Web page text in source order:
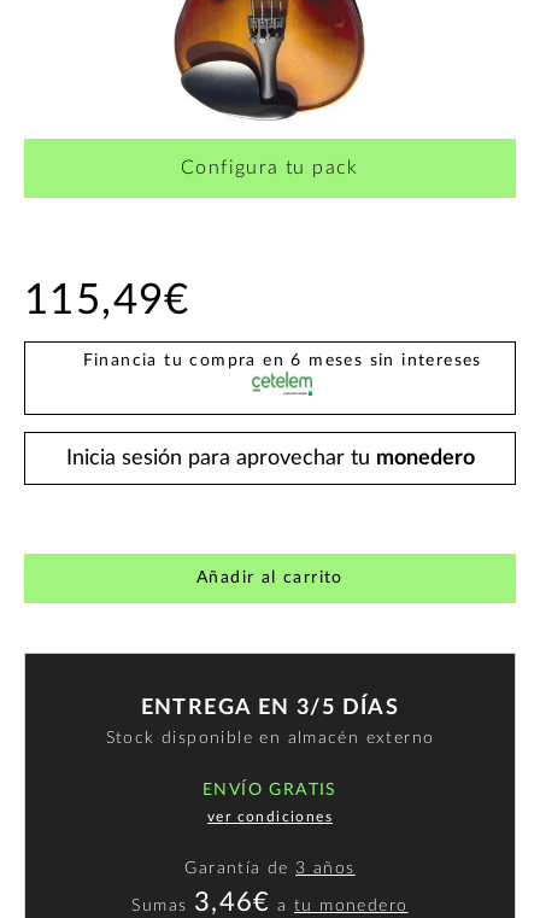
¿Quieres crearte tu propio pack?
Configura tu pack
115,49€
Financia tu compra en 6 meses sin intereses
Inicia sesión para aprovechar tu monedero
Añadir al carrito
ENTREGA EN 3/5 DÍAS
Stock disponible en almacén externo
ENVÍO GRATIS
ver condiciones
Garantía de 3 años
Sumas 3,46€ atu monedero